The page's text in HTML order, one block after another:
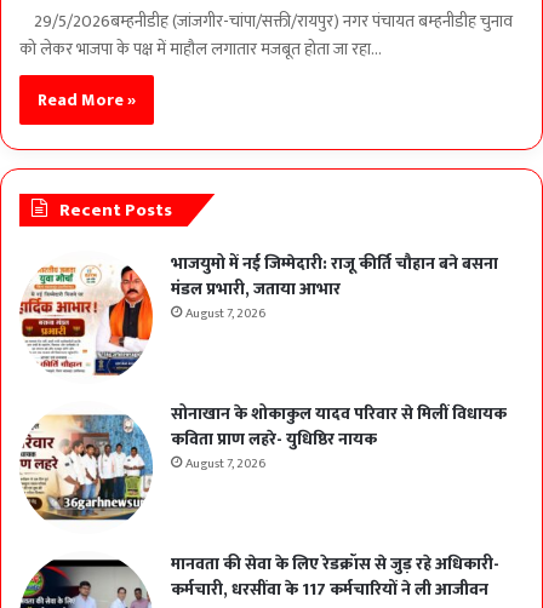
29/5/2026बम्हनीडीह (जांजगीर-चांपा/सक्ती/रायपुर) नगर पंचायत बम्हनीडीह चुनाव
को लेकर भाजपा के पक्ष में माहौल लगातार मजबूत होता जा रहा…
Read More »
Recent Posts
भाजयुमो में नई जिम्मेदारी: राजू कीर्ति चौहान बने बसना
मंडल प्रभारी, जताया आभार
August 7, 2026
सोनाखान के शोकाकुल यादव परिवार से मिलीं विधायक
कविता प्राण लहरे- युधिष्ठिर नायक
August 7, 2026
मानवता की सेवा के लिए रेडक्रॉस से जुड़ रहे अधिकारी-
कर्मचारी, धरसींवा के 117 कर्मचारियों ने ली आजीवन